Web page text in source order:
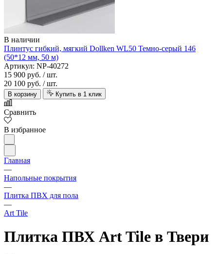
В наличии
Плинтус гибкий, мягкий Dollken WL50 Темно-серый 146
(50*12 мм, 50 м)
Артикул: NP-40272
15 900 руб. / шт.
20 100 руб. / шт.
В корзину Купить в 1 клик
Сравнить
В избранное
Главная
—
Напольные покрытия
—
Плитка ПВХ для пола
—
Art Tile
Плитка ПВХ Art Tile в Твери